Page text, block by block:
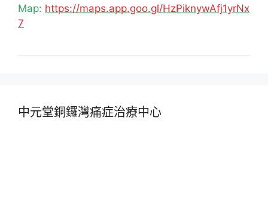
Map: https://maps.app.goo.gl/HzPiknywAfj1yrNx
7
中元堂銅鑼灣痛症治療中心